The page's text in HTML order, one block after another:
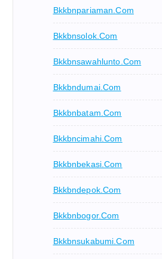
Bkkbnpariaman.com
Bkkbnsolok.com
Bkkbnsawahlunto.com
Bkkbndumai.com
Bkkbnbatam.com
Bkkbncimahi.com
Bkkbnbekasi.com
Bkkbndepok.com
Bkkbnbogor.com
Bkkbnsukabumi.com